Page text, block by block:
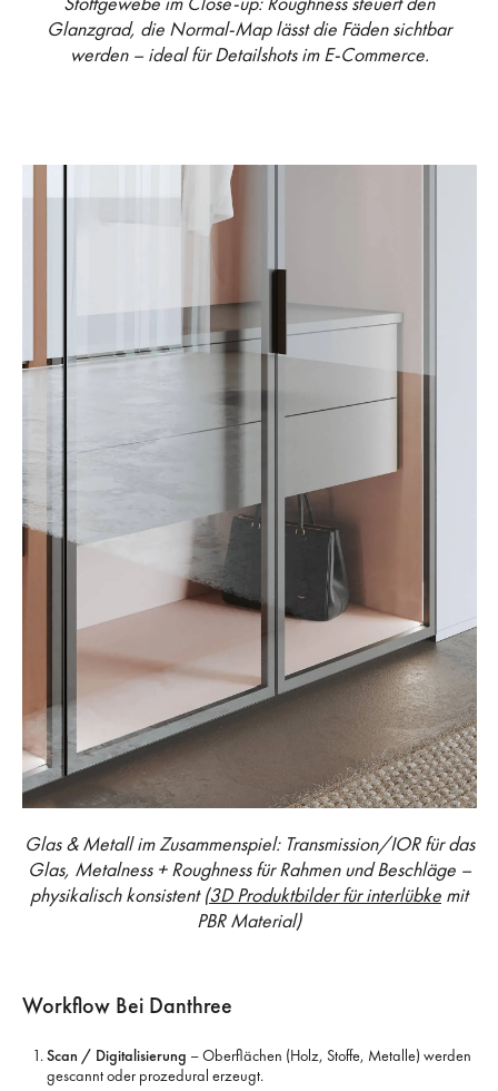
Glanzgrad, die Normal-Map lässt die Fäden sichtbar
werden – ideal für Detailshots im E-Commerce.
Glas & Metall im Zusammenspiel: Transmission/IOR für das
Glas, Metalness + Roughness für Rahmen und Beschläge –
physikalisch konsistent (3D Produktbilder für interlübke mit
PBR Material)
Workflow Bei Danthree
Scan / Digitalisierung – Oberflächen (Holz, Stoffe, Metalle) werden
gescannt oder prozedural erzeugt.